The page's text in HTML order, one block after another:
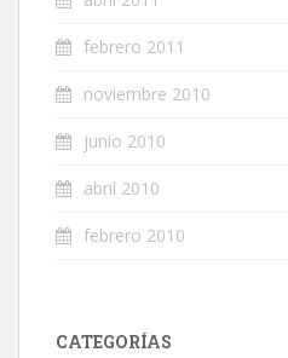
febrero 2011
noviembre 2010
junio 2010
abril 2010
febrero 2010
CATEGORÍAS